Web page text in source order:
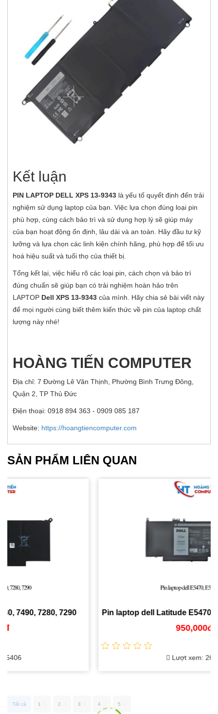
Kết luận
PIN LAPTOP DELL XPS 13-9343 là yếu tố quyết định đến trải
nghiệm sử dụng laptop của bạn. Việc lựa chọn đúng loại pin
phù hợp, cùng cách bảo trì và sử dụng hợp lý sẽ giúp máy
của bạn hoạt động ổn định, lâu dài và an toàn. Hãy đầu tư kỹ
lưỡng và lựa chọn các linh kiện chính hãng, phù hợp để tối ưu
hoá hiệu suất và tuổi thọ của thiết bị.
Tổng kết lại, việc hiểu rõ các loại pin, cách chọn và bảo trì
đúng chuẩn sẽ giúp bạn có trải nghiệm hoàn hảo trên
LAPTOP Dell XPS 13-9343 của mình. Hãy chia sẻ bài viết này
để mọi người cùng biết thêm kiến thức về pin của laptop chất
lượng này nhé!
HOÀNG TIẾN COMPUTER
Địa chỉ: 7 Đường Lê Văn Thịnh, Phường Bình Trưng Đông,
Quận 2, TP Thủ Đức
Điện thoại: 0918 894 363 - 0909 085 187
Website: https://hoangtiencomputer.com
SẢN PHẨM LIÊN QUAN
Pin laptop dell Latitude E5470, E5570, E5550 Chính
Tất cả 1 2 3 4 5